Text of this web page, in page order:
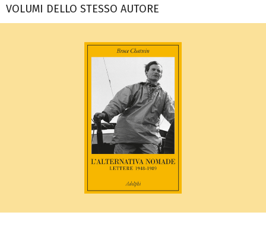
VOLUMI DELLO STESSO AUTORE